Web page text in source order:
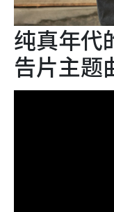
纯真年代
告片主题